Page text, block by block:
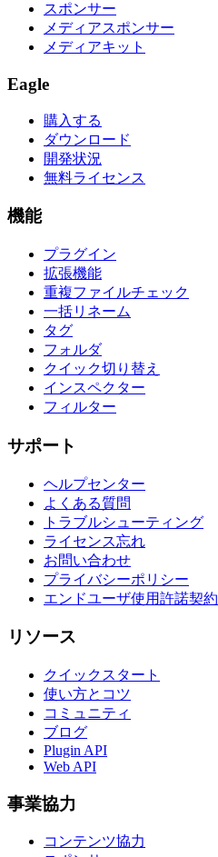
スポンサー
メディアスポンサー
メディアキット
Eagle
購入する
ダウンロード
開発状況
無料ライセンス
機能
プラグイン
拡張機能
重複ファイルチェック
一括リネーム
タグ
フォルダ
クイック切り替え
インスペクター
フィルター
サポート
ヘルプセンター
よくある質問
トラブルシューティング
ライセンス忘れ
お問い合わせ
プライバシーポリシー
エンドユーザ使用許諾契約
リソース
クイックスタート
使い方とコツ
コミュニティ
ブログ
Plugin API
Web API
事業協力
コンテンツ協力